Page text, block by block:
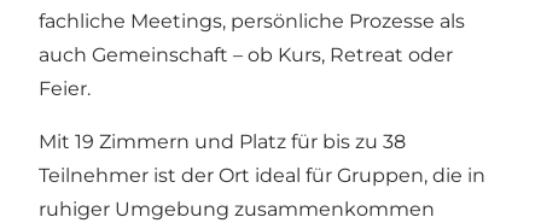
fachliche Meetings, persönliche Prozesse als
auch Gemeinschaft – ob Kurs, Retreat oder
Feier.
Mit 19 Zimmern und Platz für bis zu 38
Teilnehmer ist der Ort ideal für Gruppen, die in
ruhiger Umgebung zusammenkommen